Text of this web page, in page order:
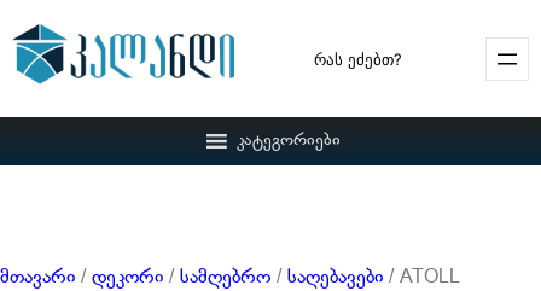
Search
კატეგორიები
მთავარი / დეკორი / სამღებრო / საღებავები / ATOLL